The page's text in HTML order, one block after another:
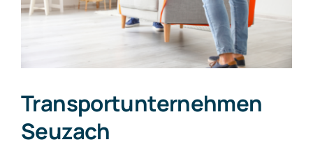
Transportunternehmen
Seuzach